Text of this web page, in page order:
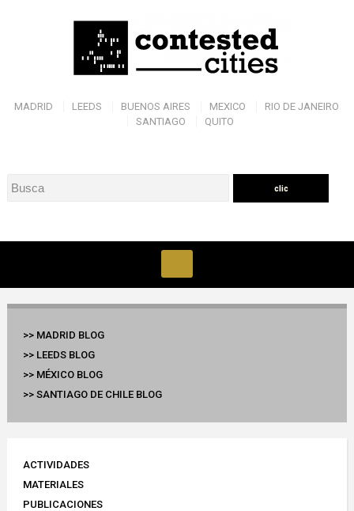
MADRID LEEDS BUENOS AIRES MEXICO
RIO DE JANEIRO
SANTIAGO
QUITO
>> MADRID BLOG
>> LEEDS BLOG
>> MÉXICO BLOG
>> SANTIAGO DE CHILE BLOG
ACTIVIDADES
MATERIALES
PUBLICACIONES